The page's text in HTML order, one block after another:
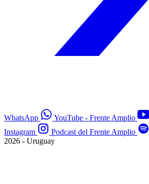
WhatsApp YouTube - Frente Amplio
Instagram
Podcast del Frente Amplio
2026 - Uruguay